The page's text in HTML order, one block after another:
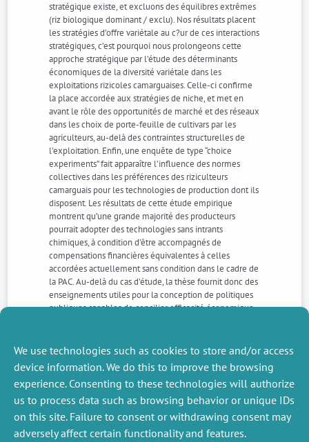
We use technologies such as cookies to store and/or access
device information. We do this to improve the browsing
experience. Consenting to these technologies will authorize
us to process data such as browsing behavior or unique IDs
on this site. Failure to consent or withdrawing consent may
adversely affect certain functionality and features.
stratégique existe, et excluons des équilibres extrêmes
(riz biologique dominant / exclu). Nos résultats placent
les stratégies d’offre variétale au c?ur de ces interactions
stratégiques, c’est pourquoi nous prolongeons cette
approche stratégique par l’étude des déterminants
économiques de la diversité variétale dans les
exploitations rizicoles camarguaises. Celle-ci confirme
la place accordée aux stratégies de niche, et met en
avant le rôle des opportunités de marché et des réseaux
dans les choix de porte-feuille de cultivars par les
agriculteurs, au-delà des contraintes structurelles de
l’exploitation. Enfin, une enquête de type “choice
experiments” fait apparaître l’influence des normes
collectives dans les préférences des riziculteurs
camarguais pour les technologies de production dont ils
disposent. Les résultats de cette étude empirique
montrent qu’une grande majorité des producteurs
pourrait adopter des technologies sans intrants
chimiques, à condition d’être accompagnés de
compensations financières équivalentes à celles
accordées actuellement sans condition dans le cadre de
la PAC. Au-delà du cas d’étude, la thèse fournit donc des
enseignements utiles pour la conception de politiques
publiques capables de concilier efficacité économique
acteurs de l’agriculture et de la biodiversité à l’échelle
d’un territoire à haute valeur environnementale.
NEXT
PREVIOUS